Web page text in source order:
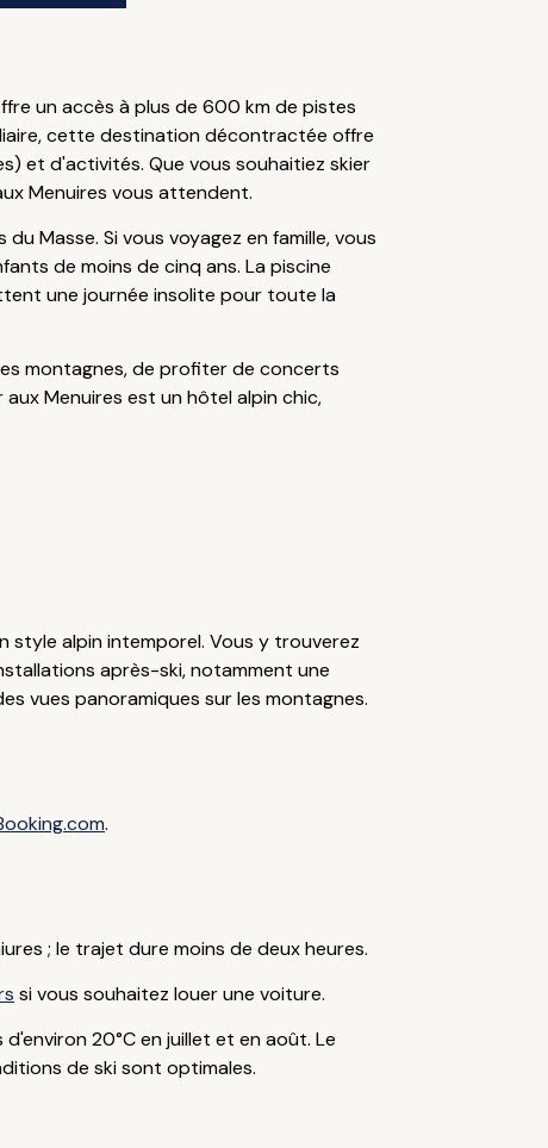
un accès à plus de 600 km de pistes
cette destination décontractée offre
et d'activités. Que vous souhaitiez skier
Menuires vous attendent.
Masse. Si vous voyagez en famille, vous
de moins de cinq ans. La piscine
une journée insolite pour toute la
montagnes, de profiter de concerts
Menuires est un hôtel alpin chic,
alpin intemporel. Vous y trouverez
après-ski, notamment une
vues panoramiques sur les montagnes.
.
; le trajet dure moins de deux heures.
si vous souhaitez louer une voiture.
20°C en juillet et en août. Le
de ski sont optimales.